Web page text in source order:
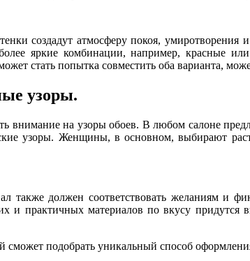
создадут атмосферу покоя,
яркие комбинации, например, красные
стать попытка совместить оба варианта,
узоры.
внимание на узоры обоев. В любом салоне
узоры. Женщины, в основном, выбирают
должен соответствовать желаниям и
и практичных материалов по вкусу
подобрать уникальный способ